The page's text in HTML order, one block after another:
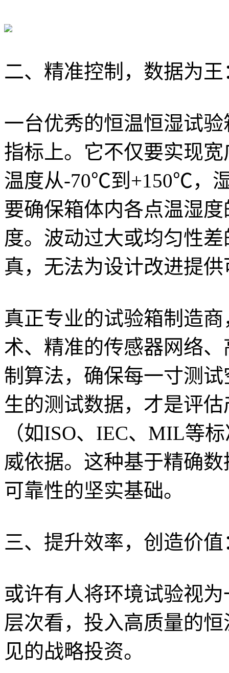
二、精准控制，数据为
一台优秀的恒温恒湿试
指标上。它不仅要实现
温度从-70℃到+150℃，
要确保箱体内各点温湿
度。波动过大或均匀性
真，无法为设计改进提
真正专业的试验箱制造
术、精准的传感器网络
制算法，确保每一寸测
生的测试数据，才是评
（如ISO、IEC、MIL等
威依据。这种基于精确
可靠性的坚实基础。
三、提升效率，创造价
或许有人将环境试验视
层次看，投入高质量的
见的战略投资。